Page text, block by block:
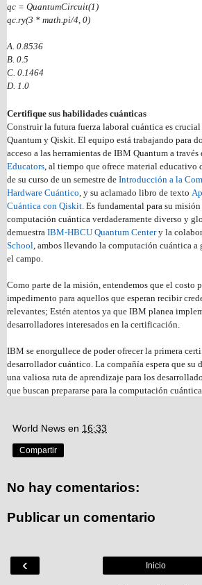
qc = QuantumCircuit(1)
qc.ry(3 * math.pi/4, 0)
A. 0.8536
B. 0.5
C. 0.1464
D. 1.0
Certifique sus habilidades cuánticas
Construir la futura fuerza laboral cuántica es
Quantum y Qiskit. El equipo está trabajando para
acceso a las herramientas de IBM Quantum a través
Educators , al tiempo que ofrece material
de su curso de un semestre de Introducción a la
Hardware Cuántico , y su aclamado libro de texto
Cuántica con Qiskit . Es fundamental para su
computación cuántica verdaderamente diverso y
demuestra IBM-HBCU Quantum Centery la
School , ambos llevando la computación cuántica a
el campo.
Como parte de la misión, entendemos que el costo
impedimento para aquellos que esperan recibir
relevantes; Estén atentos ya que IBM planea
desarrolladores interesados en la certificación.
IBM se enorgullece de poder ofrecer la primera
desarrollador cuántico. La compañía espera que
una valiosa ruta de aprendizaje para los
que buscan prepararse para la computación
World News en 16:33
Compartir
No hay comentarios:
Publicar un comentario
‹ Inicio